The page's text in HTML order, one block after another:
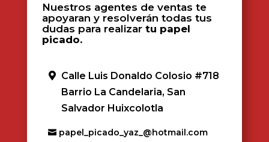
Nuestros agentes de ventas te
apoyaran y resolverán todas tus
dudas para realizartu papel
picado.
Calle Luis Donaldo Colosio #718
Barrio La Candelaria, San
Salvador Huixcolotla
papel_picado_yaz_@hotmail.com